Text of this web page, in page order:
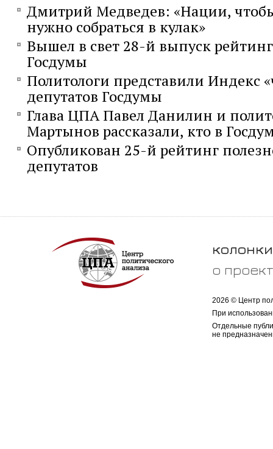
Дмитрий Медведев: «Нации,
нужно собраться в кулак»
Вышел в свет 28-й выпуск
Госдумы
Политологи представили Индекс
депутатов Госдумы
Глава ЦПА Павел Данилин и
Мартынов рассказали, кто в
Опубликован 25-й рейтинг
депутатов
колонки
о
2026 © Центр
При
Отдельные
не